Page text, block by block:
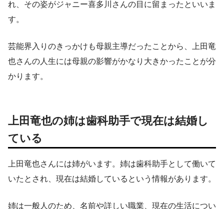
れ、その姿がジャニー喜多川さんの目に留まったといいま
す。
芸能界入りのきっかけも母親主導だったことから、上田竜
也さんの人生には母親の影響がかなり大きかったことが分
かります。
上田竜也の姉は歯科助手で現在は結婚し
ている
上田竜也さんには姉がいます。姉は歯科助手として働いて
いたとされ、現在は結婚しているという情報があります。
姉は一般人のため、名前や詳しい職業、現在の生活につい